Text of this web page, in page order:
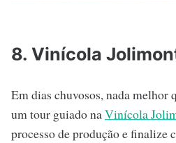
8. Vinícola
Em dias chuvosos, nada melhor
um tour guiado naVinícola
processo de produção e finalize